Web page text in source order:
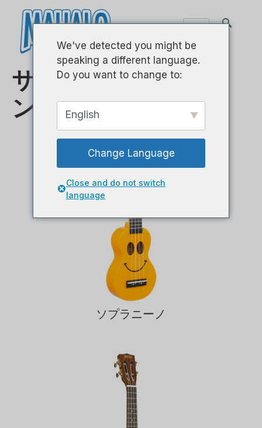
サイズバリエーショ
ン
ソプラニーノ
We've detected you might be
speaking a different language.
Do you want to change to:
English
Change Language
Close and do not switch
language